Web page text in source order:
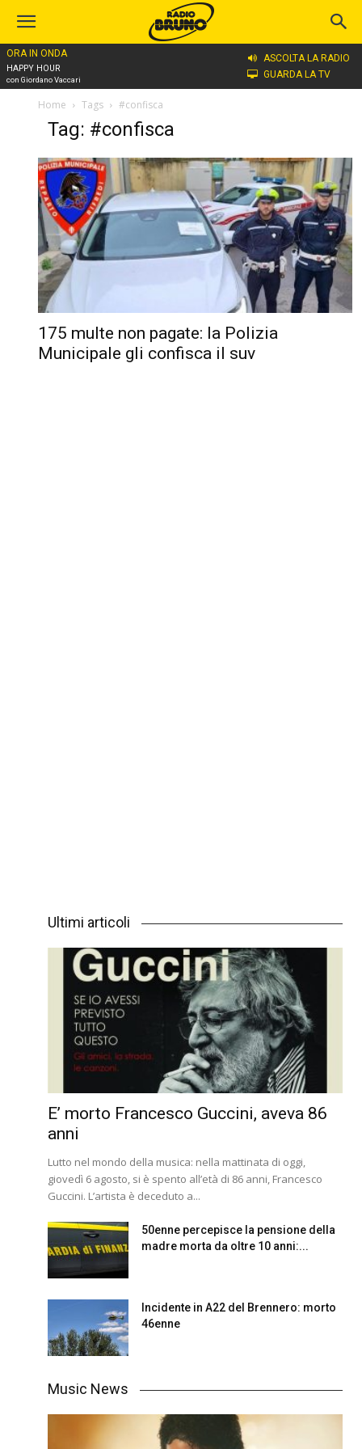
ORA IN ONDA
HAPPY HOUR
con Giordano Vaccari
ASCOLTA LA RADIO
GUARDA LA TV
Home Tags #confisca
Tag: #confisca
175 multe non pagate: la Polizia
Municipale gli confisca il suv
Ultimi articoli
E’ morto Francesco Guccini, aveva 86
anni
Lutto nel mondo della musica: nella mattinata di oggi,
giovedì 6 agosto, si è spento all’età di 86 anni, Francesco
Guccini. L’artista è deceduto a...
50enne percepisce la pensione della
madre morta da oltre 10 anni:...
Incidente in A22 del Brennero: morto
46enne
Music News